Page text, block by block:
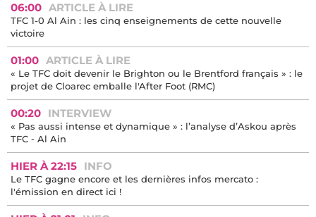
06:00 ARTICLE À LIRE
TFC 1-0 Al Ain : les cinq enseignements de cette nouvelle
victoire
01:00 ARTICLE À LIRE
« Le TFC doit devenir le Brighton ou le Brentford français » : le
projet de Cloarec emballe l'After Foot (RMC)
00:20 INTERVIEW
« Pas aussi intense et dynamique » : l’analyse d’Askou après
TFC - Al Ain
HIER À 22:15 INFO
Le TFC gagne encore et les dernières infos mercato :
l'émission en direct ici !